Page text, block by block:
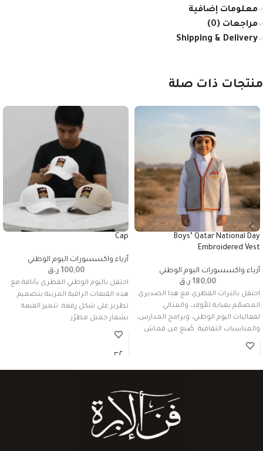
معلومات إضافية
مراجعات (0)
Shipping & Delivery
منتجات ذات صلة
Boys’ Qatar National Day
Embroidered Vest
أزياء واكسسورات اليوم الوطني
180,00 ر.ق
احتفل بالتراث القطري مع هذا الصديري
المصمّم بعناية للأولاد، والمثالي
لفعاليات اليوم الوطني، وبرامج المدارس،
والمناسبات الثقافية. صُنع من قماش
Cap
أزياء واكسسورات اليوم الوطني
100,00 ر.ق
احتفل باليوم الوطني القطري بأناقة مع
هذه القبعات الراقية المزينة بتصميم
تطريز على شكل رقعة. تتميز القبعة
بشعار جميل مطرّز